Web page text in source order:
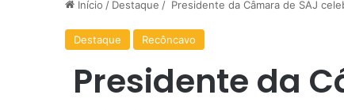
Início / Destaque / Presidente da Câmara de SAJ
Destaque Recôncavo
Presidente da